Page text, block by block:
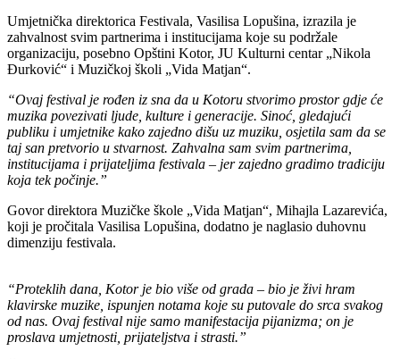
Umjetnička direktorica Festivala, Vasilisa Lopušina, izrazila je
zahvalnost svim partnerima i institucijama koje su podržale
organizaciju, posebno Opštini Kotor, JU Kulturni centar „Nikola
Đurković“ i Muzičkoj školi „Vida Matjan“.
“Ovaj festival je rođen iz sna da u Kotoru stvorimo prostor gdje će
muzika povezivati ljude, kulture i generacije. Sinoć, gledajući
publiku i umjetnike kako zajedno dišu uz muziku, osjetila sam da se
taj san pretvorio u stvarnost. Zahvalna sam svim partnerima,
institucijama i prijateljima festivala – jer zajedno gradimo tradiciju
koja tek počinje.”
Govor direktora Muzičke škole „Vida Matjan“, Mihajla Lazarevića,
koji je pročitala Vasilisa Lopušina, dodatno je naglasio duhovnu
dimenziju festivala.
“Proteklih dana, Kotor je bio više od grada – bio je živi hram
klavirske muzike, ispunjen notama koje su putovale do srca svakog
od nas. Ovaj festival nije samo manifestacija pijanizma; on je
proslava umjetnosti, prijateljstva i strasti.”